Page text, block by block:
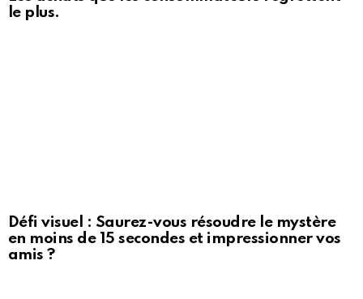
le plus.
Défi visuel : Saurez-vous résoudre le mystère
en moins de 15 secondes et impressionner vos
amis ?